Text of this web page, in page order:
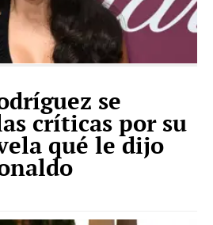
se
críticas por su
qué le dijo